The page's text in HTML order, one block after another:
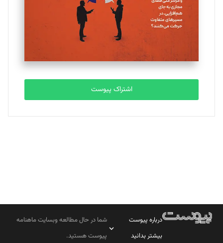
ملینا جعفری
تحریریه
مصطفی مسجدی آرانی
تحریریه
بابک نقاش
تحریریه
اشتراک پیوست
درباره پیوست
بیشتر بدانید
شما در حال مطالعه وبسایت ماهنامه
پیوست هستید.